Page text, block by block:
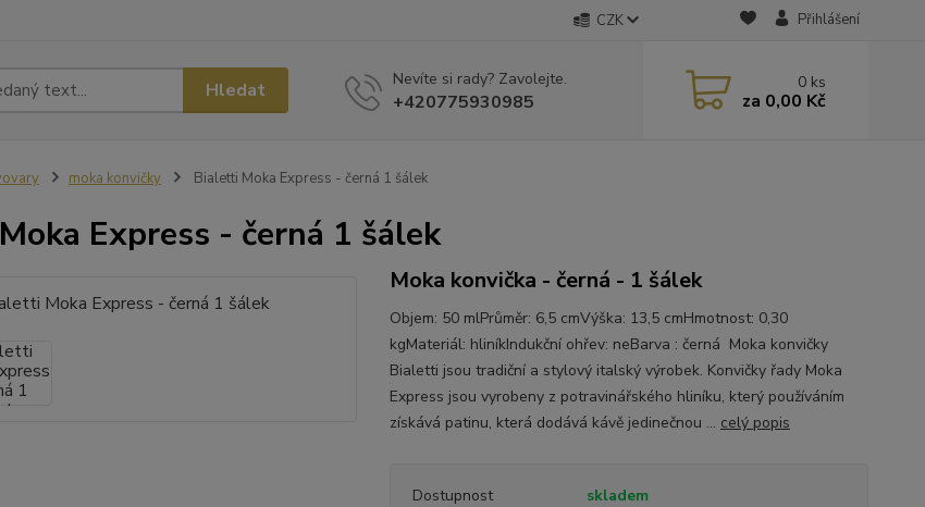
CZK Přihlášení
Hledat Nevíte si rady? Zavolejte.
+420775930985
0 ks
za 0,00 Kč
moka konvičky Bialetti Moka Express - černá 1 šálek
Express - černá 1 šálek
Moka konvička - černá - 1 šálek
Objem: 50 mlPrůměr: 6,5 cmVýška: 13,5 cmHmotnost: 0,30
kgMateriál: hliníkIndukční ohřev: neBarva : černá Moka konvičky
Bialetti jsou tradiční a stylový italský výrobek. Konvičky řady Moka
Express jsou vyrobeny z potravinářského hliníku, který používáním
získává patinu, která dodává kávě jedinečnou ... celý popis
Dostupnost skladem